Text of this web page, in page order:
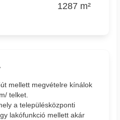
1287 m²
mellett megvételre kínálok
telket.
a településközponti
lakófunkció mellett akár